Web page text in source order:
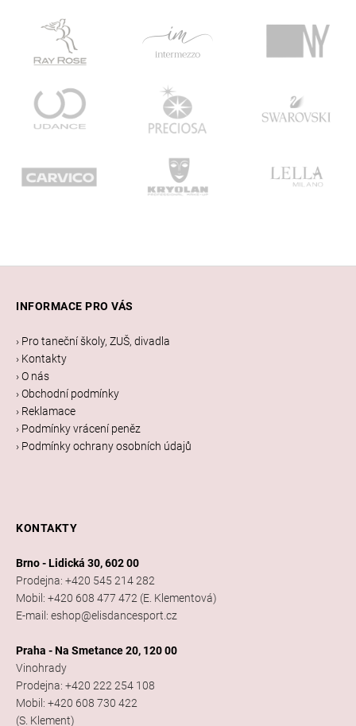
INFORMACE PRO VÁS
› Pro taneční školy, ZUŠ, divadla
› Kontakty
› O nás
› Obchodní podmínky
› Reklamace
› Podmínky vrácení peněz
› Podmínky ochrany osobních údajů
KONTAKTY
Brno - Lidická 30, 602 00
Prodejna: +420 545 214 282
Mobil: +420 608 477 472 (E. Klementová)
E-mail: eshop@elisdancesport.cz
Praha - Na Smetance 20, 120 00
Vinohrady
Prodejna: +420 222 254 108
Mobil: +420 608 730 422
(S. Klement)